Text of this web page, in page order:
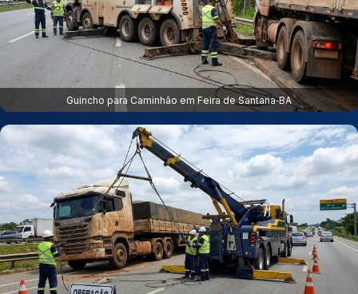
Guincho para Caminhão em Feira de Santana‑BA